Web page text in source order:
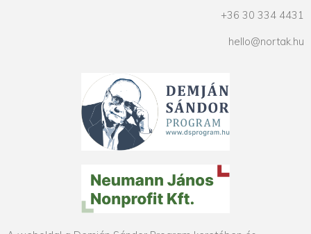
+36 30 334 4431
hello@nortak.hu